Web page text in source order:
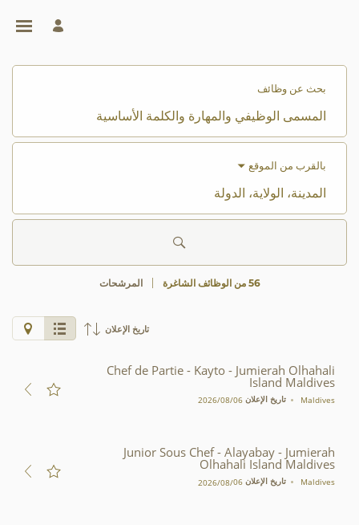
البحث
Jumeirah
المسارات
الوظيفية
بحث عن وظائف
المسمى
والمهارة
الأساسية
بالقرب من الموقع
المدينة،
الدولة
56 من الوظائف الشاغرة المرشحات
تاريخ الإعلان انقر
هذا
الزر
المرسومة
بالمخطط.
تستخدم
لوحة
Chef de Partie - Kayto - Jumierah Olhahali
Island Maldives
Maldives تاريخ الإعلان 06‏/08‏/2026
Junior Sous Chef - Alayabay - Jumierah
Olhahali Island Maldives
Maldives تاريخ الإعلان 06‏/08‏/2026